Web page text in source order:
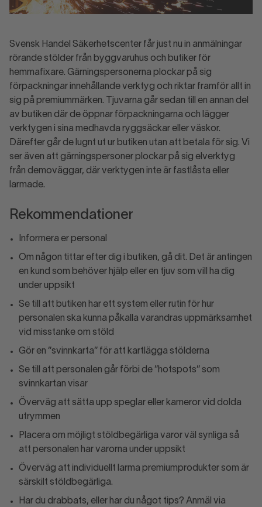
Svensk Handel Säkerhetscenter får just nu in anmälningar
rörande stölder från byggvaruhus och butiker för
hemmafixare. Gärningspersonerna plockar på sig
förpackningar innehållande verktyg och riktar framför allt in
sig på premiummärken. Tjuvarna går sedan till en annan del
av butiken där de öppnar förpackningarna och lägger
verktygen i sina medhavda ryggsäckar eller väskor.
Därefter går de lugnt ut ur butiken utan att betala för sig. Vi
ser även att gärningspersoner plockar på sig elverktyg
från demoväggar, där verktygen inte är fastlåsta eller
larmade.
Rekommendationer
Informera er personal
Om någon tittar efter dig i butiken, gå dit. Det är antingen
en kund som behöver hjälp eller en tjuv som vill ha dig
under uppsikt
Se till att butiken har ett system eller rutin för hur
personalen ska kunna påkalla varandras uppmärksamhet
vid misstanke om stöld
Gör en ”svinnkarta” för att kartlägga stölderna
Se till att personalen går förbi de ”hotspots” som
svinnkartan visar
Överväg att sätta upp speglar eller kameror vid dolda
utrymmen
Placera om möjligt stöldbegärliga varor väl synliga så
att personalen har varorna under uppsikt
Överväg att individuellt larma premiumprodukter som är
särskilt stöldbegärliga.
Har du drabbats, eller har du något tips? Anmäl via